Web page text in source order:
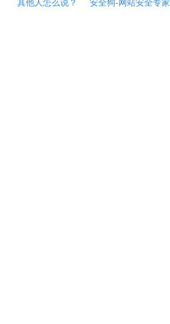
其他人怎么说？ 安全狗-网站安全专家